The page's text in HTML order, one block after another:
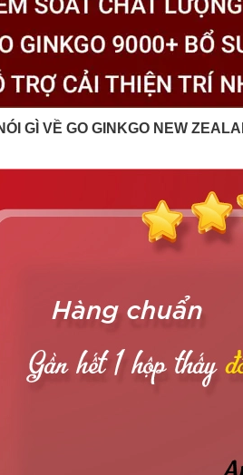
GÌ VỀ GO GINKGO NEW